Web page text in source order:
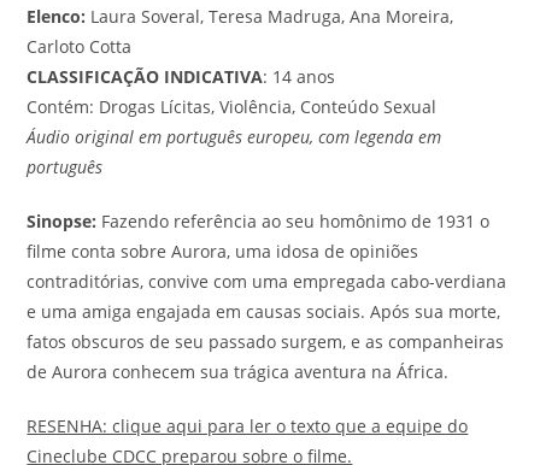
Elenco: Laura Soveral, Teresa Madruga, Ana Moreira,
Carloto Cotta
CLASSIFICAÇÃO INDICATIVA: 14 anos
Contém: Drogas Lícitas, Violência, Conteúdo Sexual
Áudio original em português europeu, com legenda em
português
Sinopse: Fazendo referência ao seu homônimo de 1931 o
filme conta sobre Aurora, uma idosa de opiniões
contraditórias, convive com uma empregada cabo-verdiana
e uma amiga engajada em causas sociais. Após sua morte,
fatos obscuros de seu passado surgem, e as companheiras
de Aurora conhecem sua trágica aventura na África.
RESENHA: clique aqui para ler o texto que a equipe do
Cineclube CDCC preparou sobre o filme.